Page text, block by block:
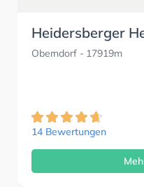
Heidersberger
Oberndorf- 17919m
14 Bewertungen